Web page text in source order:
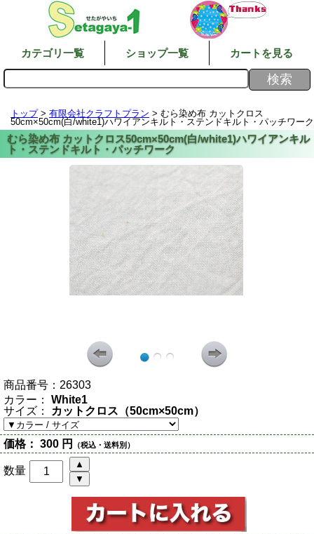
カテゴリ一覧 ショップ一覧 カートを見る
トップ> 有限会社クラフトプラン > むら染め布 カットクロス
50cm×50cm(白/white1)ハワイアンキルト・ステンドキルト・パッチワーク
商品番号： 26303
カラー：
White1
サイズ：
カットクロス（50cm×50cm）
価格： 300 円 （税込・送料別）
数量